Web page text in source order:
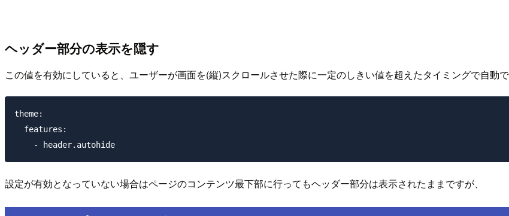
ヘッダー部分の表示を隠す
この値を有効にしていると、ユーザーが画面を(縦)スクロールさせた際に一定のしきい値を超えたタイミングで自動
theme:
  features:
設定が有効となっていない場合はページのコンテンツ最下部に行ってもヘッダー部分は表示されたままですが、